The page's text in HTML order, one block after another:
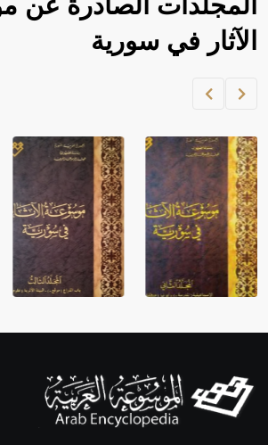
المجلدات الصادرة عن
الآثار في سورية